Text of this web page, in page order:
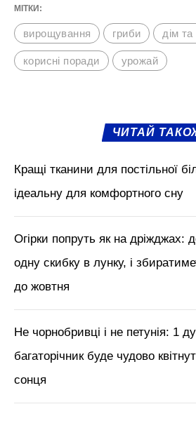
МІТКИ:
вирощування гриби дім
корисні поради урожай
ЧИТАЙ
Кращі тканини для постільної
ідеальну для комфортного сну
Огірки попруть як на дріжджах:
одну скибку в лунку, і
до жовтня
Не чорнобривці і не петунія: 1
багаторічник буде чудово
сонця